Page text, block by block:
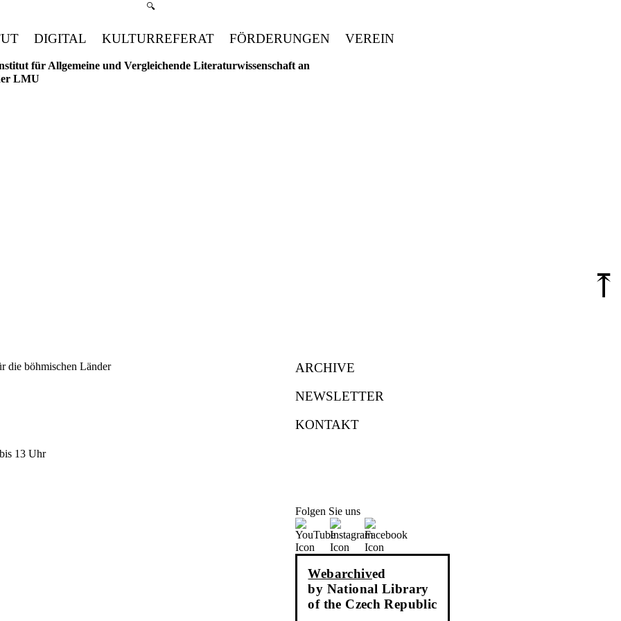
Suchmenü öffnen
🔍
DIGITAL KULTURREFERAT FÖRDERUNGEN VEREIN
für Allgemeine und Vergleichende Literaturwissenschaft an
LMU
⤒
13 Uhr
ARCHIVE
NEWSLETTER
KONTAKT
Folgen Sie uns
Webarchived
by National Library
of the Czech Republic